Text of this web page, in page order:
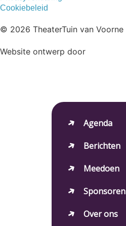
Cookiebeleid
© 2026 TheaterTuin van Voorne
Website ontwerp door
Agenda
Berichten
Meedoen
Sponsoren
Over ons